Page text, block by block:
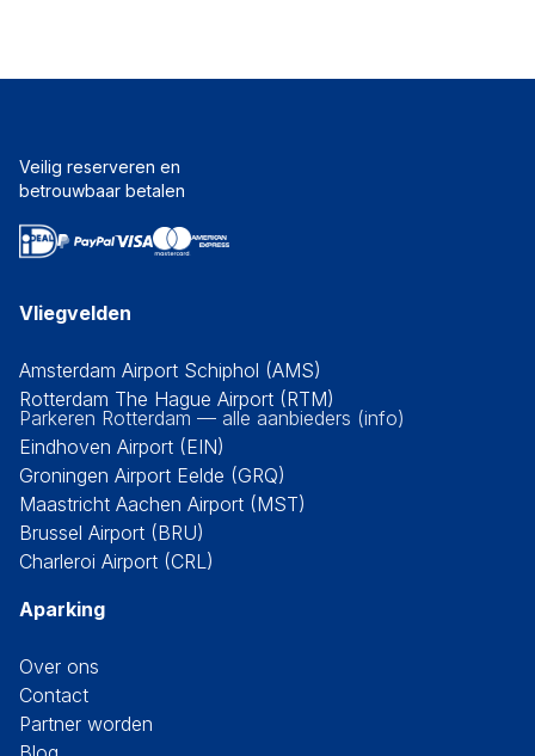
Veilig reserveren en
betrouwbaar betalen
Vliegvelden
Amsterdam Airport Schiphol (AMS)
Rotterdam The Hague Airport (RTM)
Parkeren Rotterdam — alle aanbieders (info)
Eindhoven Airport (EIN)
Groningen Airport Eelde (GRQ)
Maastricht Aachen Airport (MST)
Brussel Airport (BRU)
Charleroi Airport (CRL)
Aparking
Over ons
Contact
Partner worden